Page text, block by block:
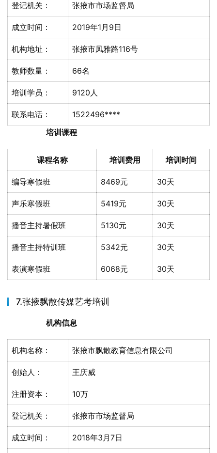
登记机关： 张掖市市场监督局
成立时间： 2019年1月9日
机构地址： 张掖市凤雅路116号
教师数量： 66名
培训学员： 9120人
联系电话：
1522496****
培训课程
课程名称 培训费用 培训时间
编导寒假班 8469元 30天
声乐寒假班 5419元 30天
播音主持暑假班 5130元 30天
播音主持特训班 5342元 30天
表演寒假班 6068元 30天
7.张掖飘散传媒艺考培训
机构信息
机构名称： 张掖市飘散教育信息有限公司
创始人： 王庆威
注册资本： 10万
登记机关： 张掖市市场监督局
成立时间： 2018年3月7日